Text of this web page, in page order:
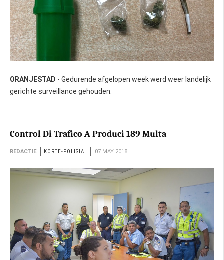
ORANJESTAD - Gedurende afgelopen week werd weer landelijk
gerichte surveillance gehouden.
Control Di Trafico A Produci 189 Multa
REDACTIE KORTE-POLISIAL 07 MAY 2018